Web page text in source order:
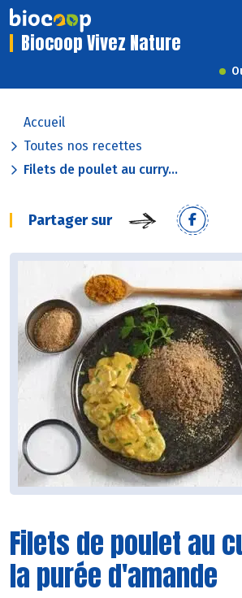
Biocoop Vivez Nature
Accueil
Toutes nos recettes
Filets de poulet au curry...
Partager sur
Filets de poulet au
la purée d'amande